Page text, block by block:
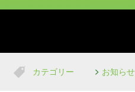
カテゴリー お知らせ